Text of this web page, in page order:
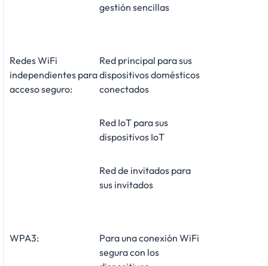
gestión sencillas
Redes WiFi
independientes para
acceso seguro:
Red principal para sus
dispositivos domésticos
conectados
Red IoT para sus
dispositivos IoT
Red de invitados para
sus invitados
WPA3:
Para una conexión WiFi
segura con los